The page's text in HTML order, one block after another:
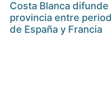
Costa Blanca
provincia entre
de España y Francia